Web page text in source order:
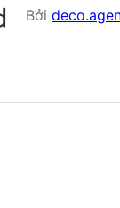
Bởi